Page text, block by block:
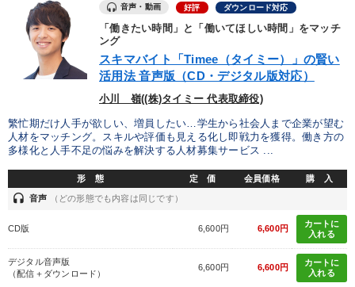
音声・動画 好評 ダウンロード対応
「働きたい時間」と「働いてほしい時間」をマッチ
ング
スキマバイト「Timee（タイミー）」の賢い
活用法 音声版（CD・デジタル版対応）
小川 嶺((株)タイミー 代表取締役)
繁忙期だけ人手が欲しい、増員したい…学生から社会人まで企業が望む
人材をマッチング。スキルや評価も見える化し即戦力を獲得。働き方の
多様化と人手不足の悩みを解決する人材募集サービス ...
形 態 定 価 会員価格 購 入
headset 音声 （どの形態でも内容は同じです）
CD版 6,600円 6,600円
カートに
入れる
デジタル音声版
（配信＋ダウンロード）
6,600円 6,600円
カートに
入れる